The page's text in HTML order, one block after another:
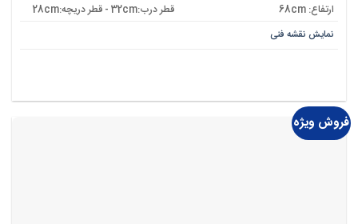
ارتفاع: 68cm
قطر درب:32cm - قطر دریچه:28cm
نمایش نقشه فنی
فروش ویژه